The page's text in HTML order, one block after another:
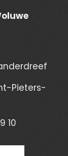
Pieters-
10